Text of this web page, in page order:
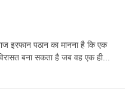
इरफान पठान का मानना ​​है कि एक
बना सकता है जब वह एक ही...